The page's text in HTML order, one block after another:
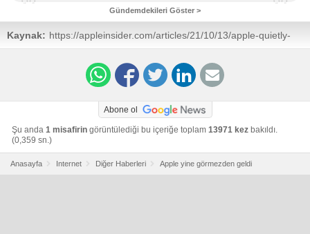
Gündemdekileri Göster >
Kaynak: https://appleinsider.com/articles/21/10/13/apple-quietly-
fixes-zero-day-flaw-in-ios-1502-but-didnt-credit-its-
utm_source=&utm_medium=&utm_campaign=RSS
Abone ol
Şu anda 1 misafirin görüntülediği bu içeriğe toplam 13971 kez bakıldı.
(0,359 sn.)
Anasayfa Internet Diğer Haberleri Apple yine görmezden geldi